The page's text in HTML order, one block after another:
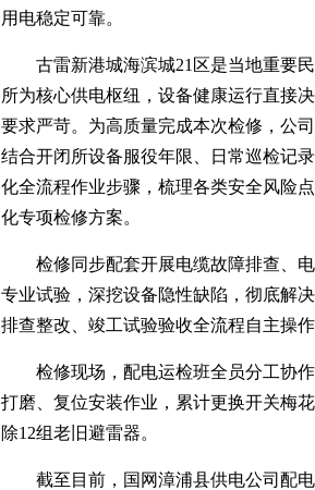
用电稳定可靠。
古雷新港城海滨城21区是当地重要
所为核心供电枢纽，设备健康运行直接
要求严苛。为高质量完成本次检修，公
结合开闭所设备服役年限、日常巡检记
化全流程作业步骤，梳理各类安全风险
化专项检修方案。
检修同步配套开展电缆故障排查、
专业试验，深挖设备隐性缺陷，彻底解
排查整改、竣工试验验收全流程自主操
检修现场，配电运检班全员分工协
打磨、复位安装作业，累计更换开关梅
除12组老旧避雷器。
截至目前，国网漳浦县供电公司配